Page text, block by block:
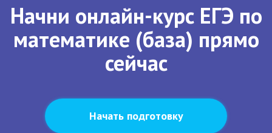
Начни онлайн-курс ЕГЭ по
математике (база) прямо
сейчас
Начать подготовку